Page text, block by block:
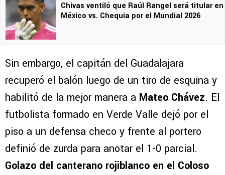
Chivas ventiló que Raúl Rangel será titular en
México vs. Chequia por el Mundial 2026
Sin embargo, el capitán del Guadalajara
recuperó el balón luego de un tiro de esquina y
habilitó de la mejor manera a Mateo Chávez. El
futbolista formado en Verde Valle dejó por el
piso a un defensa checo y frente al portero
definió de zurda para anotar el 1-0 parcial.
Golazo del canterano rojiblanco en el Coloso